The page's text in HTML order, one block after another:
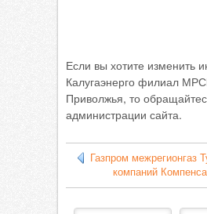
Если вы хотите изменить
Калугаэнерго филиал
Приволжья, то
администрации сайта.
Газпром межрегионгаз
компаний